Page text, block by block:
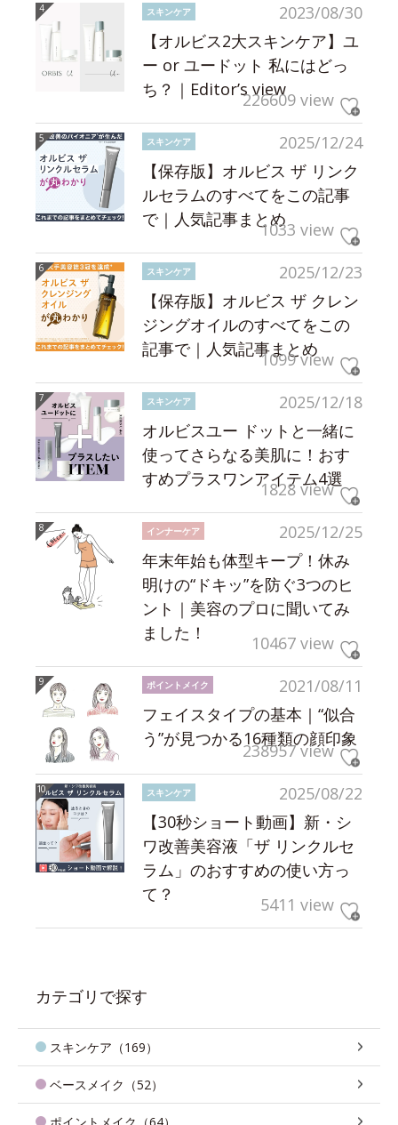
2023/08/30
スキンケア
【オルビス2大スキンケア】ユ
ー or ユードット 私にはどっ
ち？｜Editor’s view226609 view
2025/12/24
スキンケア
【保存版】オルビス ザ リンク
ルセラムのすべてをこの記事
で｜人気記事まとめ1033 view
2025/12/23
スキンケア
【保存版】オルビス ザ クレン
ジングオイルのすべてをこの
記事で｜人気記事まとめ
1099 view
2025/12/18
スキンケア
オルビスユー ドットと一緒に
使ってさらなる美肌に！おす
すめプラスワンアイテム4選
1828 view
2025/12/25
インナーケア
年末年始も体型キープ！休み
明けの“ドキッ”を防ぐ3つのヒ
ント｜美容のプロに聞いてみ
ました！
10467 view
2021/08/11
ポイントメイク
フェイスタイプの基本｜“似合
う”が見つかる16種類の顔印象
238957 view
2025/08/22
スキンケア
【30秒ショート動画】新・シ
ワ改善美容液「ザ リンクルセ
ラム」のおすすめの使い方っ
て？
5411 view
カテゴリで探す
スキンケア（169）
ベースメイク（52）